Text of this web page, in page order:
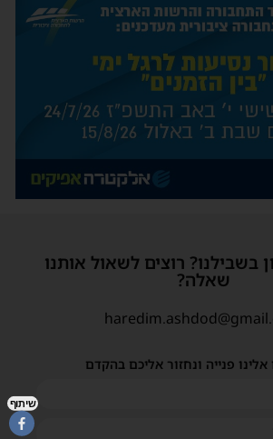
בשבילנו? רוצים לשאול אותנו
שאלה?
פנייה ונחזור אליכם בהקדם
שיתוף